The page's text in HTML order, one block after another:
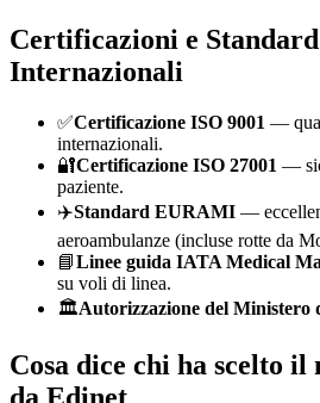
Certificazioni e
Internazionali
✅Certificazione ISO 9001 —
internazionali.
🔐Certificazione ISO 27001 —
paziente.
✈️Standard EURAMI —
aeroambulanze (incluse rotte da
📘Linee guida IATA Medical
su voli di linea.
🏛️Autorizzazione del Ministero
Cosa dice chi ha scelto il